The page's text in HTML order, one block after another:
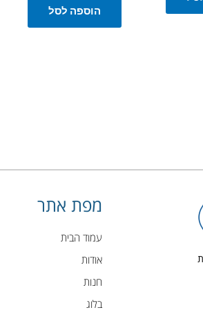
הוספה לסל
מפת אתר
עמוד הבית
אודות
חנות
בלוג